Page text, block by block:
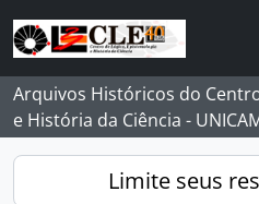
Skip to main content
Arquivos Históricos do
e História da Ciência -
Limite seus